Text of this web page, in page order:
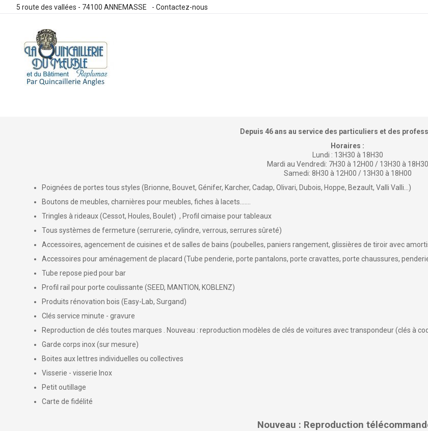
5 route des vallées - 74100 ANNEMASSE - Contactez-nous
Depuis 46 ans au service des particuliers et des
Horaires :
Lundi : 13H30 à 18H30
Mardi au Vendredi: 7H30 à 12H00 / 13H30 à 18H30
Samedi: 8H30 à 12H00 / 13H30 à 18H00
Poignées de portes tous styles (Brionne, Bouvet, Génifer, Karcher, Cadap, Olivari, Dubois, Hoppe, Bezault, Valli Valli...)
Boutons de meubles, charnières pour meubles, fiches à lacets.......
Tringles à rideaux (Cessot, Houles, Boulet) , Profil cimaise pour tableaux
Tous systèmes de fermeture (serrurerie, cylindre, verrous, serrures sûreté)
Accessoires, agencement de cuisines et de salles de bains (poubelles, paniers rangement, glissières de tiroir avec
Accessoires pour aménagement de placard (Tube penderie, porte pantalons, porte cravattes, porte chaussures,
Tube repose pied pour bar
Profil rail pour porte coulissante (SEED, MANTION, KOBLENZ)
Produits rénovation bois (Easy-Lab, Surgand)
Clés service minute - gravure
Reproduction de clés toutes marques . Nouveau : reproduction modèles de clés de voitures avec transpondeur (clés à
Garde corps inox (sur mesure)
Boites aux lettres individuelles ou collectives
Visserie - visserie Inox
Petit outillage
Carte de fidélité
Nouveau : Reproduction